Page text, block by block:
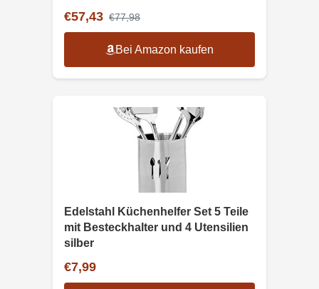
€57,43 €77,98
Bei Amazon kaufen
Edelstahl Küchenhelfer Set 5 Teile
mit Besteckhalter und 4 Utensilien
silber
€7,99